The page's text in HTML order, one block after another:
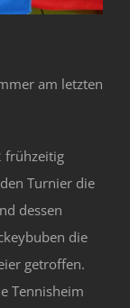
am letzten
frühzeitig
Turnier die
dessen
die
getroffen.
Tennisheim